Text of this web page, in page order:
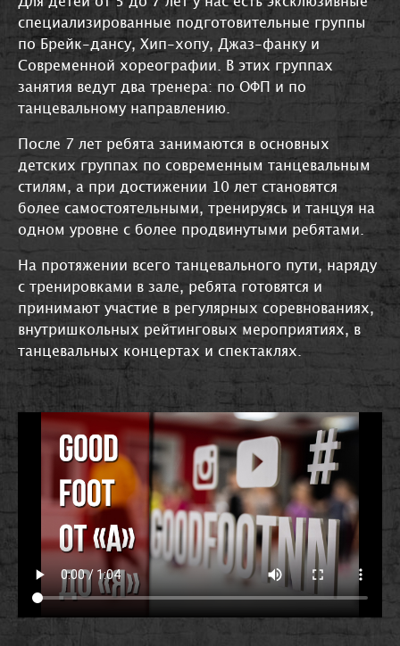
специализированные подготовительные группы
по Брейк-дансу, Хип-хопу, Джаз-фанку и
Современной хореографии. В этих группах
занятия ведут два тренера: по ОФП и по
танцевальному направлению.
После 7 лет ребята занимаются в основных
детских группах по современным танцевальным
стилям, а при достижении 10 лет становятся
более самостоятельными, тренируясь и танцуя на
одном уровне с более продвинутыми ребятами.
На протяжении всего танцевального пути, наряду
с тренировками в зале, ребята готовятся и
принимают участие в регулярных соревнованиях,
внутришкольных рейтинговых мероприятиях, в
танцевальных концертах и спектаклях.